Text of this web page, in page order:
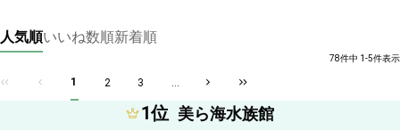
人気順いいね数順新着順
78件中 1-5件表示
1 2 3 ...
1位 美ら海水族館